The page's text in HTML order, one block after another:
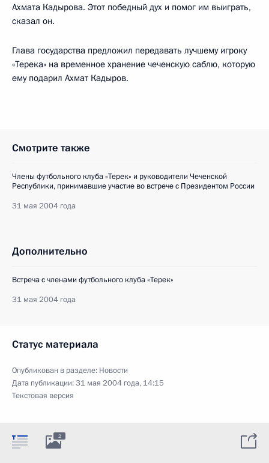
Ахмата Кадырова. Этот победный дух и помог им выиграть,
сказал он.
Глава государства предложил передавать лучшему игроку
«Терека» на временное хранение чеченскую саблю, которую
ему подарил Ахмат Кадыров.
Смотрите также
Члены футбольного клуба «Терек» и руководители Чеченской
Республики, принимавшие участие во встрече с Президентом России
31 мая 2004 года
Дополнительно
Встреча с членами футбольного клуба «Терек»
31 мая 2004 года
Статус материала
Опубликован в разделе: Новости
Дата публикации:31 мая 2004 года, 14:15
Текстовая версия
2